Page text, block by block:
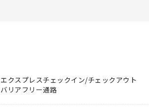
エクスプレスチェックイン/チェックアウト
バリアフリー通路